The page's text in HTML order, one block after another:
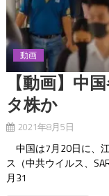
動画
【動画】中
タ株か
2021年8月5日
中国は7月20日に、
ス（中共ウイルス、
月31